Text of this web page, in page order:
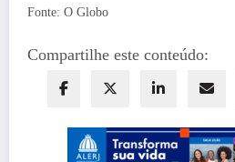
Fonte: O Globo
Compartilhe este conteúdo: